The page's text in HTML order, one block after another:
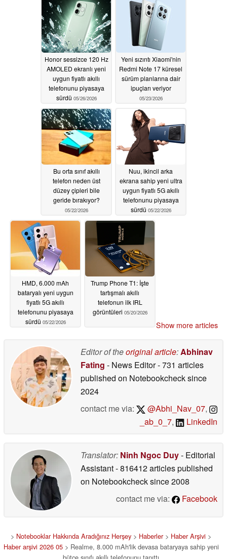
05/28/2026
Honor sessizce 120 Hz
AMOLED ekranlı yeni
uygun fiyatlı akıllı
telefonunu piyasaya
sürdü 05/26/2026
Yeni sızıntı Xiaomi'nin
Redmi Note 17 küresel
sürüm planlarına dair
ipuçları veriyor
05/23/2026
Bu orta sınıf akıllı
telefon neden üst
düzey çipleri bile
geride bırakıyor?
05/22/2026
Nuu, ikincil arka
ekrana sahip yeni ultra
uygun fiyatlı 5G akıllı
telefonunu piyasaya
sürdü 05/22/2026
HMD, 6.000 mAh
bataryalı yeni uygun
fiyatlı 5G akıllı
telefonunu piyasaya
sürdü 05/22/2026
Trump Phone T1: İşte
tartışmalı akıllı
telefonun ilk IRL
görüntüleri 05/20/2026
Show more articles
Editor of theoriginal article:Abhinav
Fating - News Editor- 731 articles
published on Notebookchecksince
2024
contact me via:
@Abhi_Nav_07,
_ab_0_7, LinkedIn
Translator: Ninh Ngoc Duy- Editorial
Assistant- 816412 articles published
on Notebookchecksince 2008
contact me via:
Facebook
> Notebooklar Hakkında Aradığınız Herşey > Haberler> Haber Arşivi >
Haber arşivi 2026 05> Realme, 8.000 mAh'lik devasa bataryaya sahip yeni